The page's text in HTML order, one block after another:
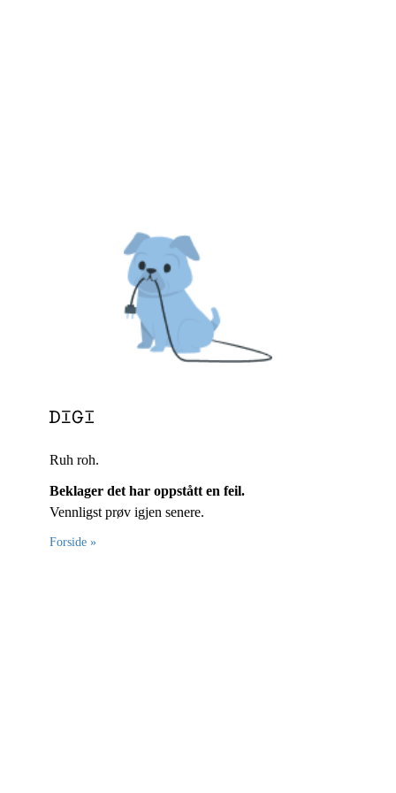
Ruh roh.
Beklager det har oppstått en feil.
Vennligst prøv igjen senere.
Forside »